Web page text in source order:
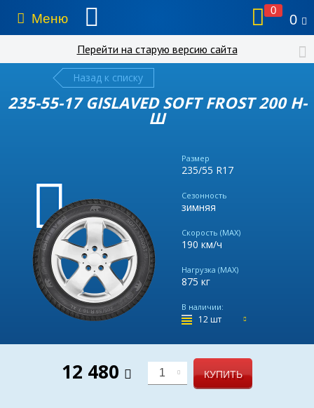
Меню
0
0
Перейти на старую версию сайта
Назад к списку
235-55-17 GISLAVED SOFT FROST 200 Н-
Ш
Размер
235/55 R17
Сезонность
зимняя
Скорость (MAX)
190 км/ч
Нагрузка (MAX)
875 кг
В наличии:
12 шт
12 480 1 КУПИТЬ